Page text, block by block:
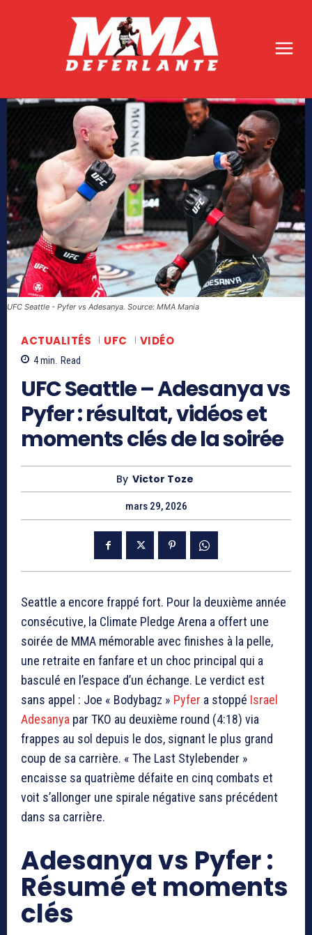
UFC Seattle - Pyfer vs Adesanya. Source: MMA Mania
ACTUALITÉS UFC VIDÉO
4min. Read
UFC Seattle – Adesanya vs
Pyfer : résultat, vidéos et
moments clés de la soirée
By Victor Toze
mars 29, 2026
Seattle a encore frappé fort. Pour la deuxième année
consécutive, la Climate Pledge Arena a offert une
soirée de MMA mémorable avec finishes à la pelle,
une retraite en fanfare et un choc principal qui a
basculé en l’espace d’un échange. Le verdict est
sans appel : Joe « Bodybagz » Pyfer a stoppé Israel
Adesanya par TKO au deuxième round (4:18) via
frappes au sol depuis le dos, signant le plus grand
coup de sa carrière. « The Last Stylebender »
encaisse sa quatrième défaite en cinq combats et
voit s’allonger une spirale négative sans précédent
dans sa carrière.
Adesanya vs Pyfer :
Résumé et moments
clés